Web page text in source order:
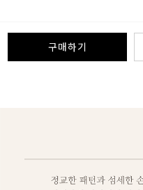
구매하기